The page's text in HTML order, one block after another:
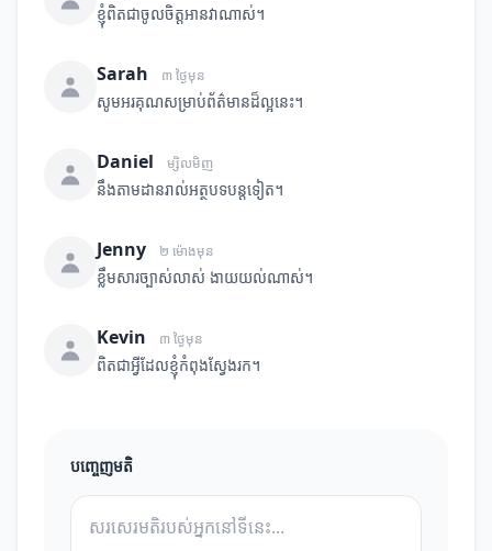
ខ្ញុំពិតជាចូលចិត្តអានវាណាស់។
Sarah ៣ ថ្ងៃមុន
សូមអរគុណសម្រាប់ព័ត៌មានដ៏ល្អនេះ។
Daniel ម្សិលមិញ
នឹងតាមដានរាល់អត្ថបទបន្តទៀត។
Jenny ២ ម៉ោងមុន
ខ្លឹមសារច្បាស់លាស់ ងាយយល់ណាស់។
Kevin ៣ ថ្ងៃមុន
ពិតជាអ្វីដែលខ្ញុំកំពុងស្វែងរក។
បញ្ចេញមតិ